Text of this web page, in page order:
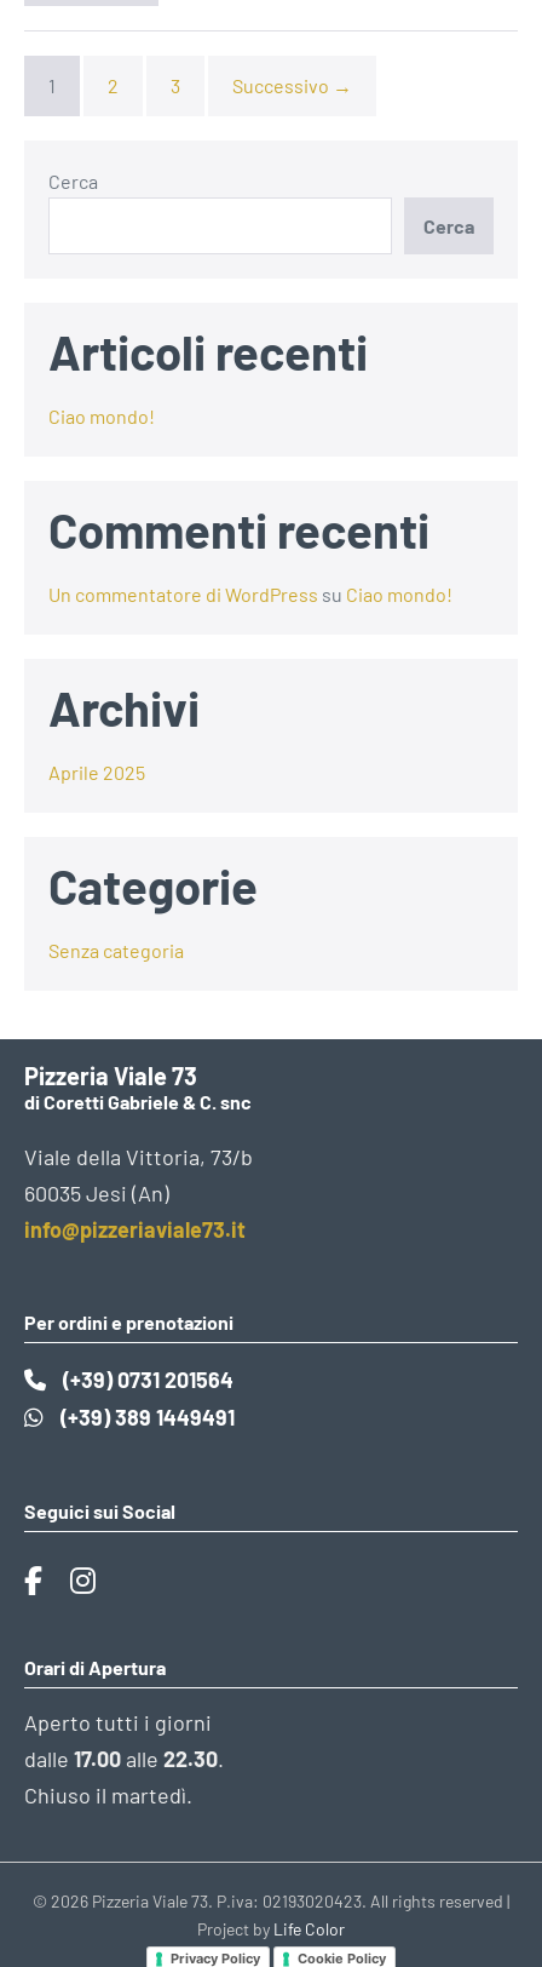
1 2 3 Successivo →
Cerca
Cerca
Articoli recenti
Ciao mondo!
Commenti recenti
Un commentatore di WordPress su Ciao mondo!
Archivi
Aprile 2025
Categorie
Senza categoria
Pizzeria Viale 73
di Coretti Gabriele & C. snc
Viale della Vittoria, 73/b
60035 Jesi (An)
info@pizzeriaviale73.it
Per ordini e prenotazioni
(+39) 0731 201564
(+39) 389 1449491
Seguici sui Social
Orari di Apertura
Aperto tutti i giorni
dalle 17.00 alle 22.30.
Chiuso il martedì.
© 2026 Pizzeria Viale 73. P.iva: 02193020423. All rights reserved |
Project by Life Color
Privacy Policy Cookie Policy